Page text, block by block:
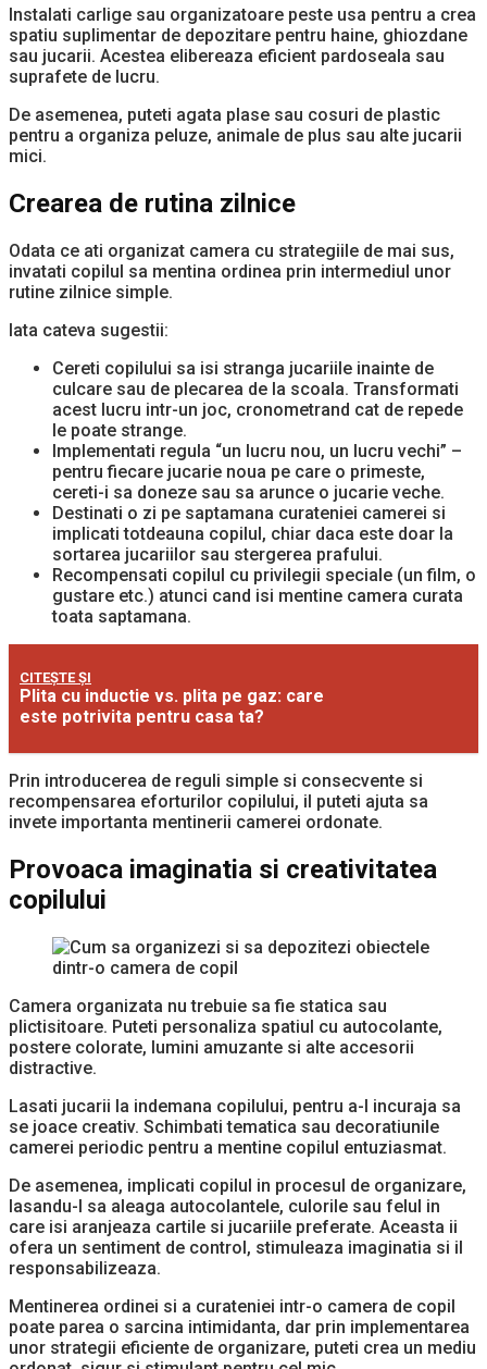
Instalati carlige sau organizatoare peste usa pentru a crea
spatiu suplimentar de depozitare pentru haine, ghiozdane
sau jucarii. Acestea elibereaza eficient pardoseala sau
suprafete de lucru.
De asemenea, puteti agata plase sau cosuri de plastic
pentru a organiza peluze, animale de plus sau alte jucarii
mici.
Crearea de rutina zilnice
Odata ce ati organizat camera cu strategiile de mai sus,
invatati copilul sa mentina ordinea prin intermediul unor
rutine zilnice simple.
Iata cateva sugestii:
Cereti copilului sa isi stranga jucariile inainte de
culcare sau de plecarea de la scoala. Transformati
acest lucru intr-un joc, cronometrand cat de repede
le poate strange.
Implementati regula “un lucru nou, un lucru vechi” –
pentru fiecare jucarie noua pe care o primeste,
cereti-i sa doneze sau sa arunce o jucarie veche.
Destinati o zi pe saptamana curateniei camerei si
implicati totdeauna copilul, chiar daca este doar la
sortarea jucariilor sau stergerea prafului.
Recompensati copilul cu privilegii speciale (un film, o
gustare etc.) atunci cand isi mentine camera curata
toata saptamana.
CITEȘTE ȘI
Plita cu inductie vs. plita pe gaz: care
este potrivita pentru casa ta?
Prin introducerea de reguli simple si consecvente si
recompensarea eforturilor copilului, il puteti ajuta sa
invete importanta mentinerii camerei ordonate.
Provoaca imaginatia si creativitatea
copilului
Camera organizata nu trebuie sa fie statica sau
plictisitoare. Puteti personaliza spatiul cu autocolante,
postere colorate, lumini amuzante si alte accesorii
distractive.
Lasati jucarii la indemana copilului, pentru a-l incuraja sa
se joace creativ. Schimbati tematica sau decoratiunile
camerei periodic pentru a mentine copilul entuziasmat.
De asemenea, implicati copilul in procesul de organizare,
lasandu-l sa aleaga autocolantele, culorile sau felul in
care isi aranjeaza cartile si jucariile preferate. Aceasta ii
ofera un sentiment de control, stimuleaza imaginatia si il
responsabilizeaza.
Mentinerea ordinei si a curateniei intr-o camera de copil
poate parea o sarcina intimidanta, dar prin implementarea
unor strategii eficiente de organizare, puteti crea un mediu